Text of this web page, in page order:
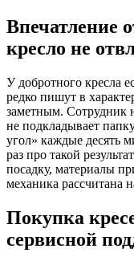
Впечатление
кресло не
У добротного кресла
редко пишут в
заметным. Сотрудник
не подкладывает
угол» каждые десять
раз про такой
посадку, материалы
механика рассчитана
Покупка
сервисной